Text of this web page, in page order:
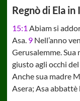
Regnò di Ela
15:1 Abiam si
Asa. 9 Nell’anno
Gerusalemme. Sua
giusto agli occhi
Anche sua madre
Asera; Asa